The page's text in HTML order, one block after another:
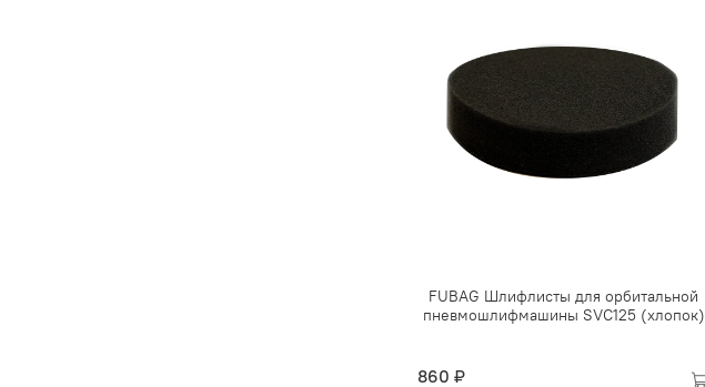
FUBAG Шлифлисты для орбитальной
пневмошлифмашины SVC125 (хлопок)
860 ₽